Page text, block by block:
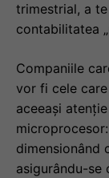
trimestrial, a
contabilitatea
Companiile
vor fi cele
aceeași
dimensionând
asigurându-se